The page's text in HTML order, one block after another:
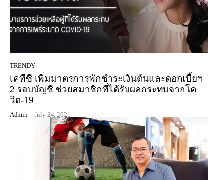
TRENDY
เคทีซี เพิ่มมาตรการพักชำระเงินต้นและดอกเบี้ยฯ
2 รอบบัญชี ช่วยสมาชิกที่ได้รับผลกระทบจากโค
วิด-19
Admin - July 24, 2021